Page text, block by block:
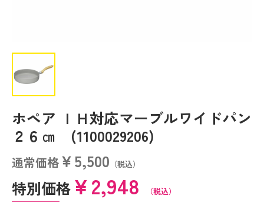
ホペア ＩＨ対応マーブルワイドパン
２６㎝ (1100029206)
通常価格￥5,500 （税込）
特別価格￥2,948 （税込）